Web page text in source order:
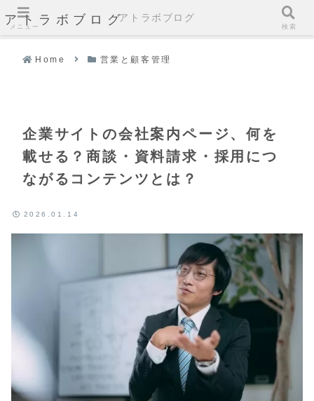
アトラボブログ
Home 営業と顧客管理
企業サイトの会社案内ページ、何を
載せる？商談・資料請求・採用につ
ながるコンテンツとは？
2026.01.14
メニュー
アトラボブログ
検索